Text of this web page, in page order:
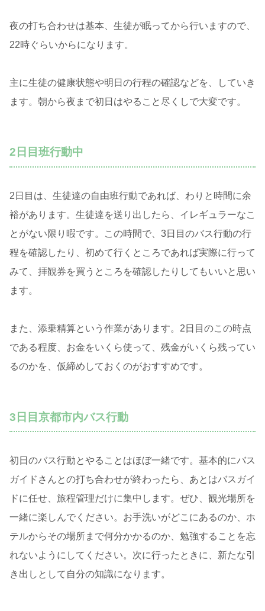
夜の打ち合わせは基本、生徒が眠ってから行いますので、
22時ぐらいからになります。
主に生徒の健康状態や明日の行程の確認などを、していき
ます。朝から夜まで初日はやること尽くしで大変です。
2日目班行動中
2日目は、生徒達の自由班行動であれば、わりと時間に余
裕があります。生徒達を送り出したら、イレギュラーなこ
とがない限り暇です。この時間で、3日目のバス行動の行
程を確認したり、初めて行くところであれば実際に行って
みて、拝観券を買うところを確認したりしてもいいと思い
ます。
また、添乗精算という作業があります。2日目のこの時点
である程度、お金をいくら使って、残金がいくら残ってい
るのかを、仮締めしておくのがおすすめです。
3日目京都市内バス行動
初日のバス行動とやることはほぼ一緒です。基本的にバス
ガイドさんとの打ち合わせが終わったら、あとはバスガイ
ドに任せ、旅程管理だけに集中します。ぜひ、観光場所を
一緒に楽しんでください。お手洗いがどこにあるのか、ホ
テルからその場所まで何分かかるのか、勉強することを忘
れないようにしてください。次に行ったときに、新たな引
き出しとして自分の知識になります。